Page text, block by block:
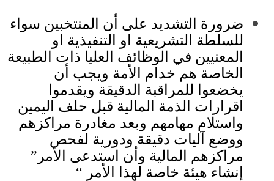
ضرورة التشديد على أن المنتخبين سواء
للسلطة التشريعية او التنفيذية او
المعنيين في الوظائف العليا ذات الطبيعة
الخاصة هم خدام الأمة ويجب أن
يخضعوا للمراقبة الدقيقة ويقدموا
اقرارات الذمة المالية قبل حلف اليمين
واستلام مهامهم وبعد مغادرة مراكزهم
ووضع آليات دقيقة ودورية لفحص
مراكزهم المالية وأن استدعى الأمر ”
إنشاء هيئة خاصة لهذا الأمر “